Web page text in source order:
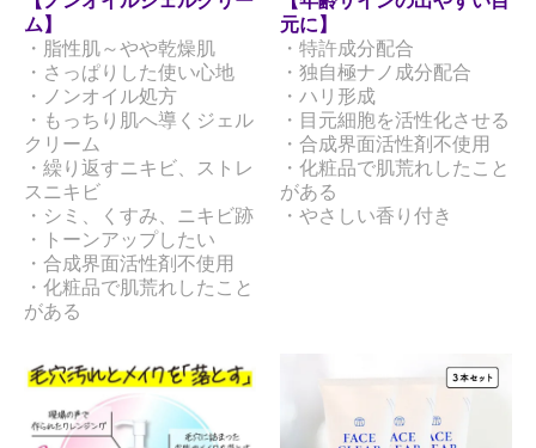
ム】
・脂性肌～やや乾燥肌
・さっぱりした使い心地
・ノンオイル処方
・もっちり肌へ導くジェル
クリーム
・繰り返すニキビ、ストレ
スニキビ
・シミ、くすみ、ニキビ跡
・トーンアップしたい
・合成界面活性剤不使用
・化粧品で肌荒れしたこと
がある
元に】
・特許成分配合
・独自極ナノ成分配合
・ハリ形成
・目元細胞を活性化させる
・合成界面活性剤不使用
・化粧品で肌荒れしたこと
がある
・やさしい香り付き